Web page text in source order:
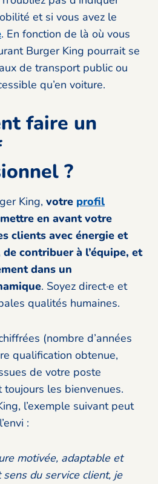
et si vous avez le
. En fonction de là où vous
Burger King pourrait se
de transport public ou
qu’en voiture.
faire un
?
King, votre profil
en avant votre
clients avec énergie et
contribuer à l’équipe, et
dans un
. Soyez direct·e et
qualités humaines.
(nombre d’années
qualification obtenue,
de votre poste
toujours les bienvenues.
l’exemple suivant peut
:
motivée, adaptable et
sens du service client, je